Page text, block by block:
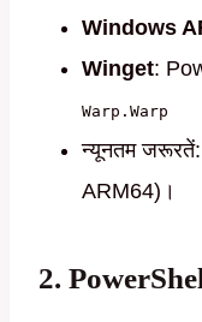
Windows
Winget:
Warp.Warp
न्यूनतम
ARM64)।
2.